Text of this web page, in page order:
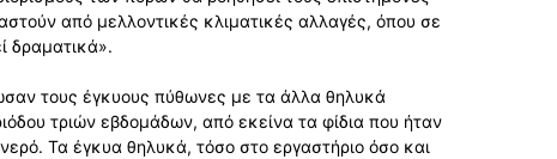
από μελλοντικές κλιματικές αλλαγές, όπου σε
δραματικά».
τους έγκυους πύθωνες με τα άλλα θηλυκά
τριών εβδομάδων, από εκείνα τα φίδια που ήταν
Τα έγκυα θηλυκά, τόσο στο εργαστήριο όσο και